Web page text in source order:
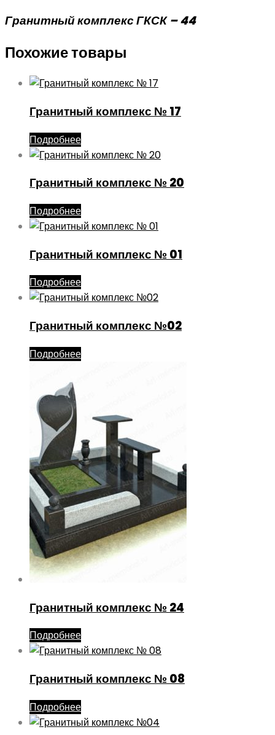
Гранитный комплекс ГКСК – 44
Похожие товары
Гранитный комплекс № 17
Подробнее
Гранитный комплекс № 20
Подробнее
Гранитный комплекс № 01
Подробнее
Гранитный комплекс №02
Подробнее
Гранитный комплекс № 24
Подробнее
Гранитный комплекс № 08
Подробнее